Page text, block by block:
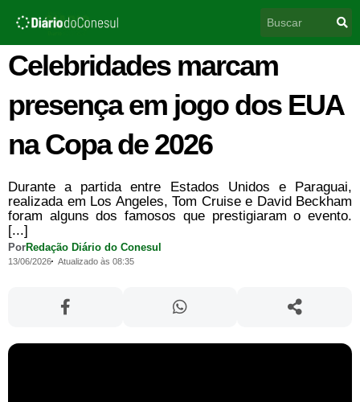
para
conteúdo
Celebridades marcam
presença em jogo dos EUA
na Copa de 2026
Durante a partida entre Estados Unidos e Paraguai,
realizada em Los Angeles, Tom Cruise e David Beckham
foram alguns dos famosos que prestigiaram o evento.
[...]
PorRedação Diário do Conesul
13/06/2026 Atualizado às 08:35